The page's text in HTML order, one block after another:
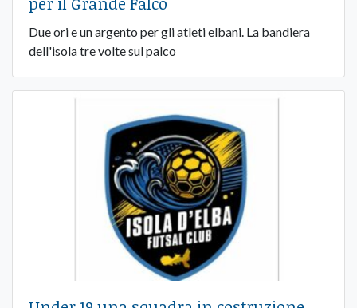
Due ori e un argento per gli atleti elbani. La bandiera
dell'isola tre volte sul palco